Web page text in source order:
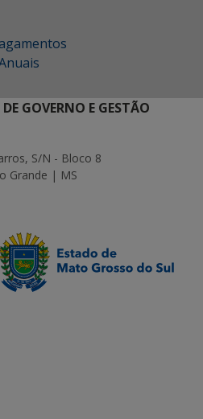
GOVERNO E GESTÃO
S/N - Bloco 8
Grande | MS